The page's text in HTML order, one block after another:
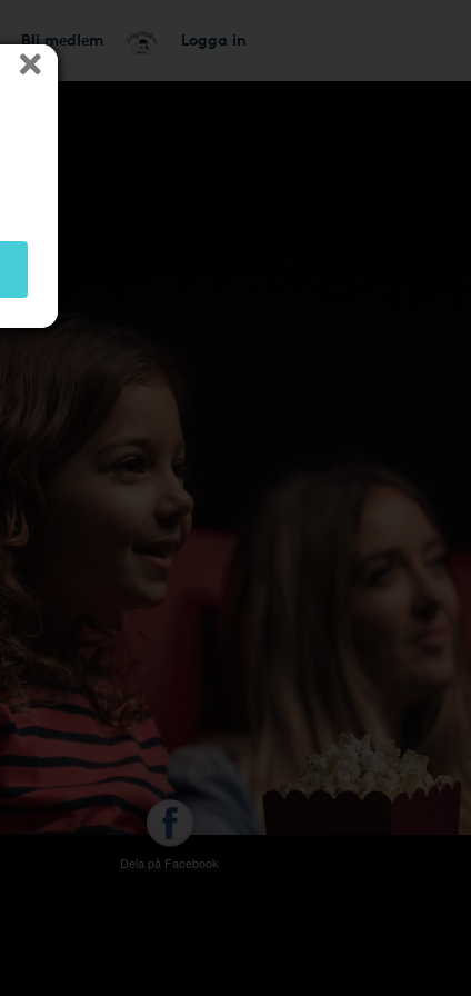
Bli medlem Logga in
Dela på Facebook